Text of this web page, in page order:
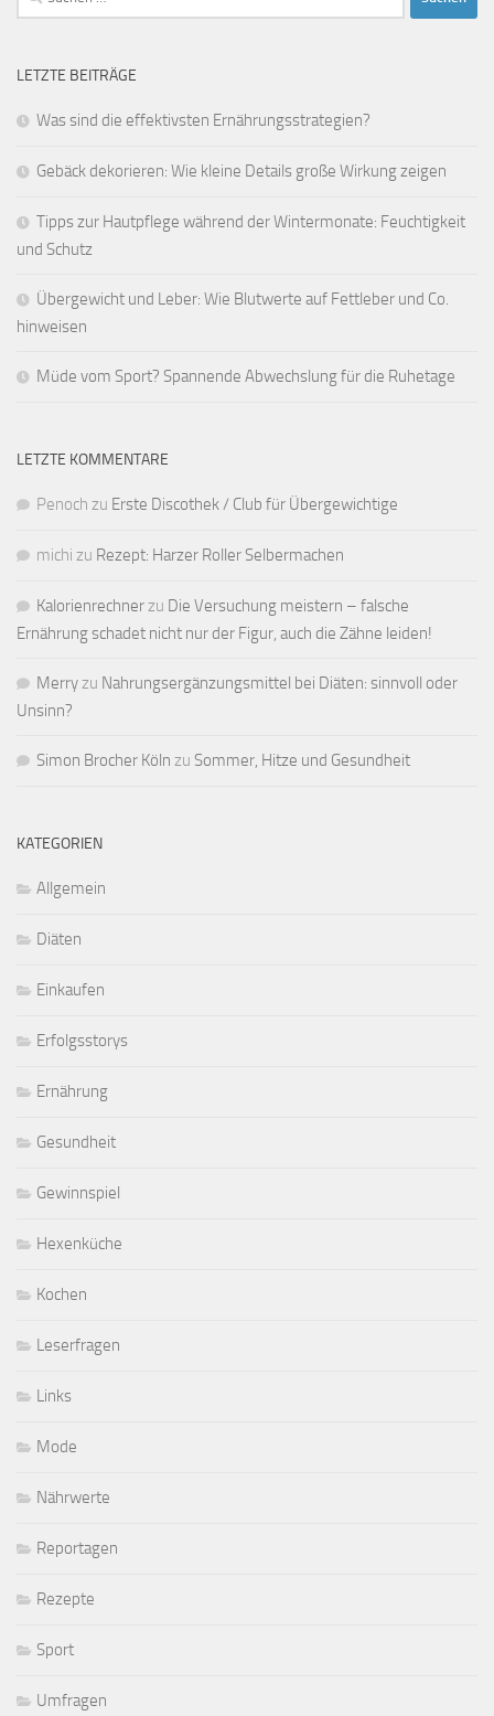
nach:
LETZTE BEITRÄGE
Was sind die effektivsten Ernährungsstrategien?
Gebäck dekorieren: Wie kleine Details große Wirkung zeigen
Tipps zur Hautpflege während der Wintermonate: Feuchtigkeit
und Schutz
Übergewicht und Leber: Wie Blutwerte auf Fettleber und Co.
hinweisen
Müde vom Sport? Spannende Abwechslung für die Ruhetage
LETZTE KOMMENTARE
Penoch zu Erste Discothek / Club für Übergewichtige
michi zu Rezept: Harzer Roller Selbermachen
Kalorienrechnerzu Die Versuchung meistern – falsche
Ernährung schadet nicht nur der Figur, auch die Zähne leiden!
Merryzu Nahrungsergänzungsmittel bei Diäten: sinnvoll oder
Unsinn?
Simon Brocher Köln zu Sommer, Hitze und Gesundheit
KATEGORIEN
Allgemein
Diäten
Einkaufen
Erfolgsstorys
Ernährung
Gesundheit
Gewinnspiel
Hexenküche
Kochen
Leserfragen
Links
Mode
Nährwerte
Reportagen
Rezepte
Sport
Umfragen